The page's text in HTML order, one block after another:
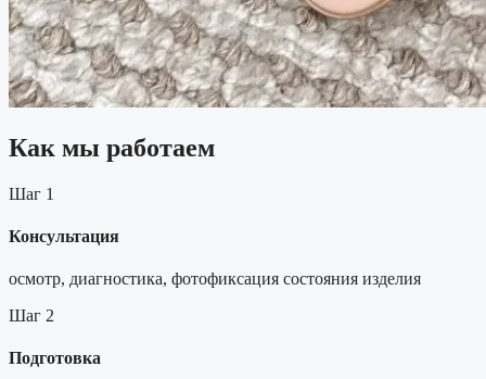
Как мы работаем
Шаг 1
Консультация
осмотр, диагностика, фотофиксация состояния изделия
Шаг 2
Подготовка